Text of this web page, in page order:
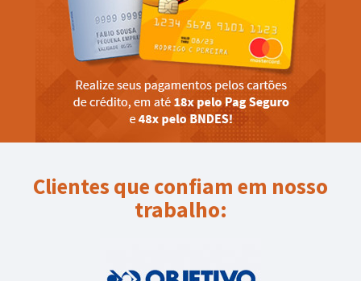
Clientes que confiam em nosso
trabalho: